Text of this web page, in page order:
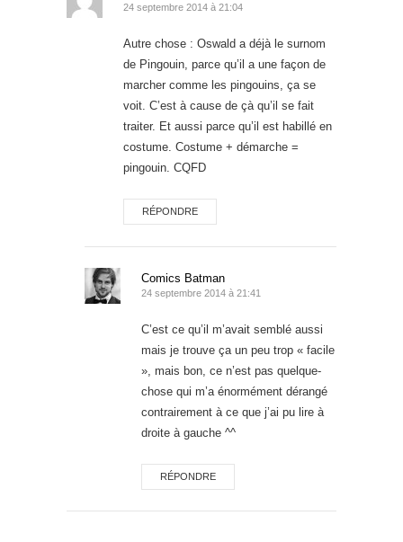
24 septembre 2014 à 21:04
Autre chose : Oswald a déjà le surnom
de Pingouin, parce qu’il a une façon de
marcher comme les pingouins, ça se
voit. C’est à cause de çà qu’il se fait
traiter. Et aussi parce qu’il est habillé en
costume. Costume + démarche =
pingouin. CQFD
RÉPONDRE
Comics Batman
24 septembre 2014 à 21:41
C’est ce qu’il m’avait semblé aussi
mais je trouve ça un peu trop « facile
», mais bon, ce n’est pas quelque-
chose qui m’a énormément dérangé
contrairement à ce que j’ai pu lire à
droite à gauche ^^
RÉPONDRE